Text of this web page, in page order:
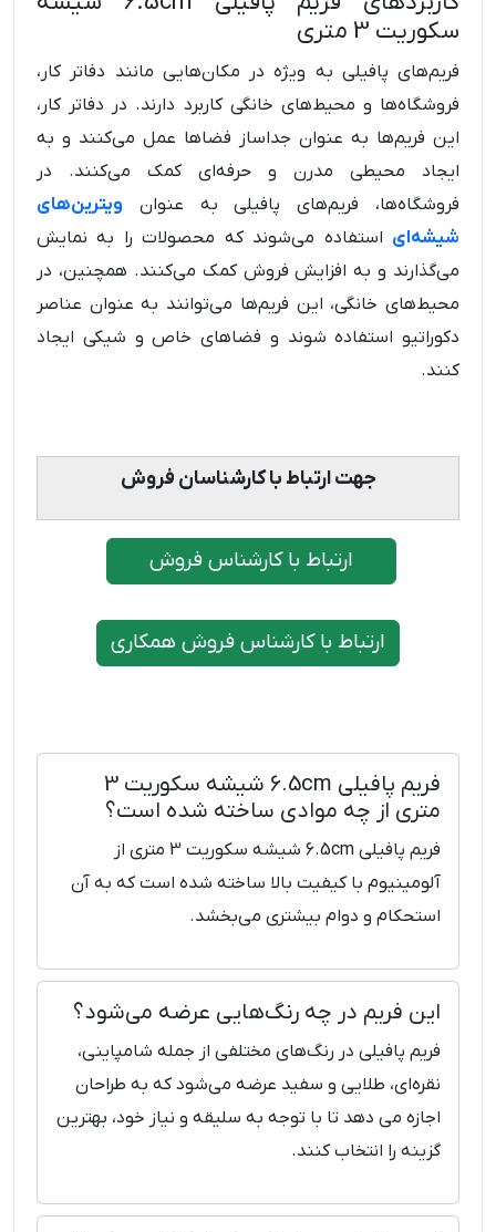
سکوریت 3 متری
فریم‌های پافیلی به ویژه در مکان‌هایی مانند دفاتر کار،
فروشگاه‌ها و محیط‌های خانگی کاربرد دارند. در دفاتر کار،
این فریم‌ها به عنوان جداساز فضاها عمل می‌کنند و به
ایجاد محیطی مدرن و حرفه‌ای کمک می‌کنند. در
فروشگاه‌ها، فریم‌های پافیلی به عنوان ویترین‌های
شیشه‌ای استفاده می‌شوند که محصولات را به نمایش
می‌گذارند و به افزایش فروش کمک می‌کنند. همچنین، در
محیط‌های خانگی، این فریم‌ها می‌توانند به عنوان عناصر
دکوراتیو استفاده شوند و فضاهای خاص و شیکی ایجاد
کنند.
جهت ارتباط با کارشناسان فروش
ارتباط با کارشناس فروش
ارتباط با کارشناس فروش همکاری
فریم پافیلی 6.5cm شیشه سکوریت 3
متری از چه موادی ساخته شده است؟
فریم پافیلی 6.5cm شیشه سکوریت 3 متری از
آلومینیوم با کیفیت بالا ساخته شده است که به آن
استحکام و دوام بیشتری می‌بخشد.
این فریم در چه رنگ‌هایی عرضه می‌شود؟
فریم پافیلی در رنگ‌های مختلفی از جمله شامپاینی،
نقره‌ای، طلایی و سفید عرضه می‌شود که به طراحان
اجازه می دهد تا با توجه به سلیقه و نیاز خود، بهترین
گزینه را انتخاب کنند.